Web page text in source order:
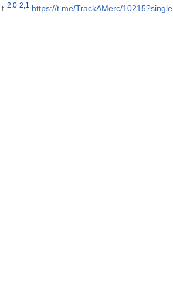
↑ 2,0 2,1 https://t.me/TrackAMerc/10215?single